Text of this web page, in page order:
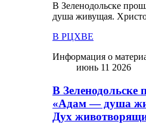
В Зеленодольске
душа живущая.
В РЦХВЕ
Информация о
июнь 11 2026
В
«Адам — душа
Дух